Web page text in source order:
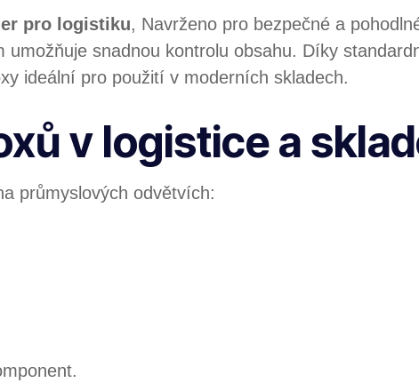
pro logistiku, Navrženo pro bezpečné a
snadnou kontrolu obsahu. Díky
ideální pro použití v moderních skladech.
v logistice a
průmyslových odvětvích: